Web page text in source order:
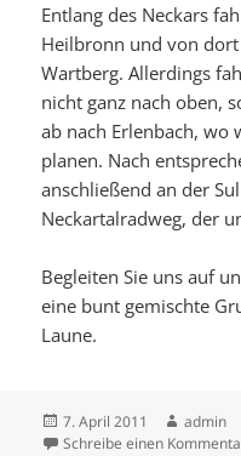
Entlang des Neckars
Heilbronn und von
Wartberg. Allerdings
nicht ganz nach oben,
ab nach Erlenbach, wo
planen. Nach
anschließend an der
Neckartalradweg, der
Begleiten Sie uns auf
eine bunt gemischte
Laune.
Veröffentlicht
am
7. April 2011 Autor
admin
Schreibe einen